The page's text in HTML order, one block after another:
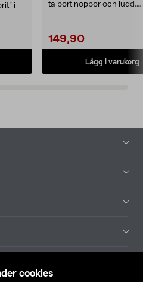
cookies
i
ta bort noppor och ludd.
149,90
Lägg i varukorg